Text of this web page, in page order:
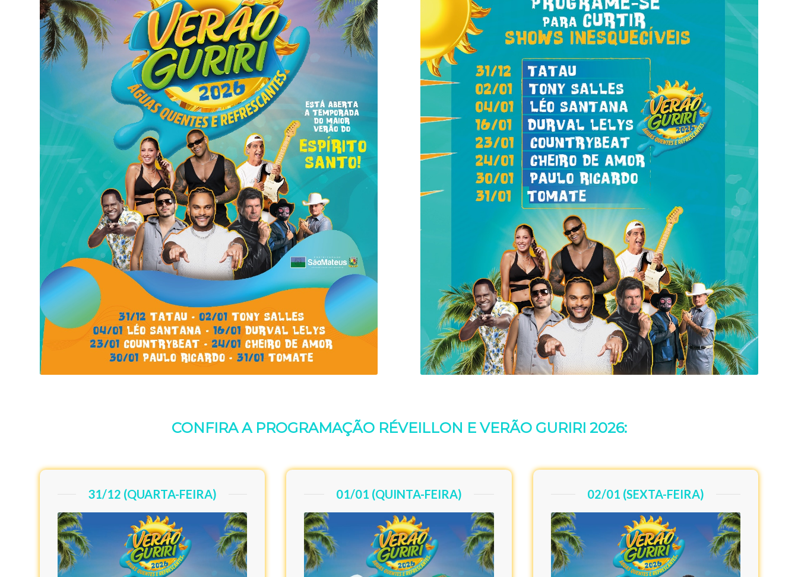
CONFIRA A PROGRAMAÇÃO RÉVEILLON E VERÃO GURIRI 2026:
31/12 (QUARTA-FEIRA) 01/01 (QUINTA-FEIRA) 02/01 (SEXTA-FEIRA)